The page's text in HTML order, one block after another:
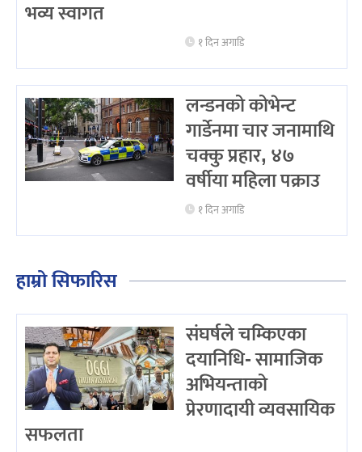
भव्य स्वागत
१ दिन अगाडि
लन्डनको कोभेन्ट
गार्डेनमा चार जनामाथि
चक्कु प्रहार, ४७
वर्षीया महिला पक्राउ
१ दिन अगाडि
हाम्रो सिफारिस
संघर्षले चम्किएका
दयानिधि- सामाजिक
अभियन्ताको
प्रेरणादायी व्यवसायिक
सफलता